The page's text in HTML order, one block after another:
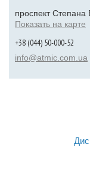
проспект
Показать на карте
+38 (044) 50-000-52
info@atmic.com.ua